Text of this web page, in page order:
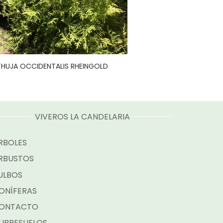
OCCIDENTALIS RHEINGOLD
VIVEROS LA CANDELARIA